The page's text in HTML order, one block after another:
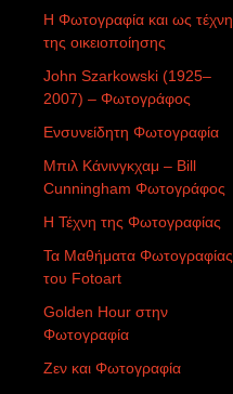
Η Φωτογραφία και ως τέχνη
της οικειοποίησης
John Szarkowski (1925–
2007) – Φωτογράφος
Ενσυνείδητη Φωτογραφία
Μπιλ Κάνινγκχαμ – Bill
Cunningham Φωτογράφος
Η Τέχνη της Φωτογραφίας
Τα Μαθήματα Φωτογραφίας
του Fotoart
Golden Hour στην
Φωτογραφία
Ζεν και Φωτογραφία